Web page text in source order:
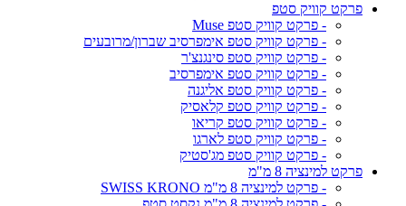
פרקט קוויק סטפ
- פרקט קוויק סטפ Muse
- פרקט קוויק סטפ אימפרסיב שברון/מרובעים
- פרקט קוויק סטפ סינגנצ'ר
- פרקט קוויק סטפ אימפרסיב
- פרקט קוויק סטפ אליגנה
- פרקט קוויק סטפ קלאסיק
- פרקט קוויק סטפ קריאו
- פרקט קוויק סטפ לארגו
- פרקט קוויק סטפ מג'סטיק
פרקט למינציה 8 מ"מ
- פרקט למינציה 8 מ"מ SWISS KRONO